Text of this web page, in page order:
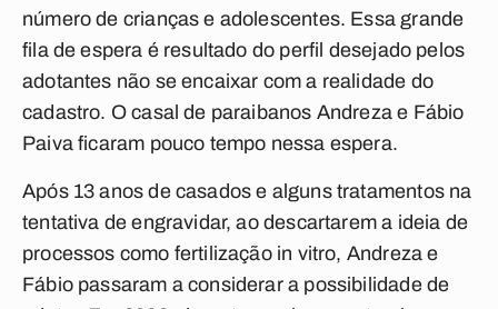
número de crianças e adolescentes. Essa grande
fila de espera é resultado do perfil desejado pelos
adotantes não se encaixar com a realidade do
cadastro. O casal de paraibanos Andreza e Fábio
Paiva ficaram pouco tempo nessa espera.
Após 13 anos de casados e alguns tratamentos na
tentativa de engravidar, ao descartarem a ideia de
processos como fertilização in vitro, Andreza e
Fábio passaram a considerar a possibilidade de